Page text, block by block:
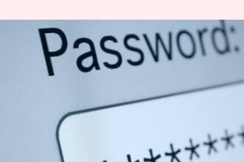
உலகம் முழுவதும்
பொதுவாக
பயன்படுத்தப்படும்
கடவுச்சொற்களின்
பட்டியல் வெளியீடு